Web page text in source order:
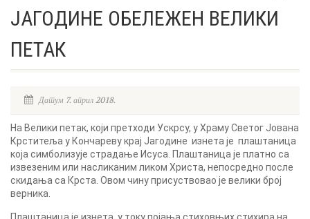
ЈАГОДИНЕ ОБЕЛЕЖЕН ВЕЛИКИ
ПЕТАК
Датум 7. април 2018.
На Велики петак, који претходи Ускрсу, у Храму Светог Јована
Крститеља у Кончареву крај Јагодине изнета је плаштаница
која симболизује страдање Исуса. Плаштаница је платно са
извезеним или насликаним ликом Христа, непосредно после
скидања са Крста. Овом чину присуствовао је велики број
верника.